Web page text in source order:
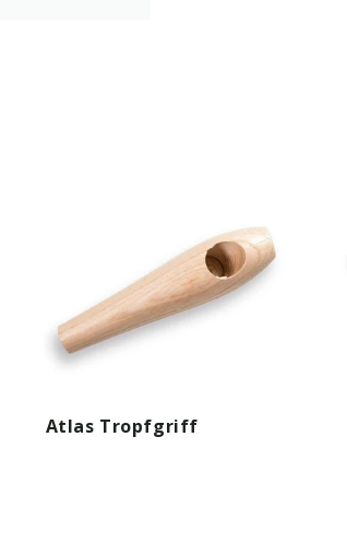
Atlas Tropfgriff